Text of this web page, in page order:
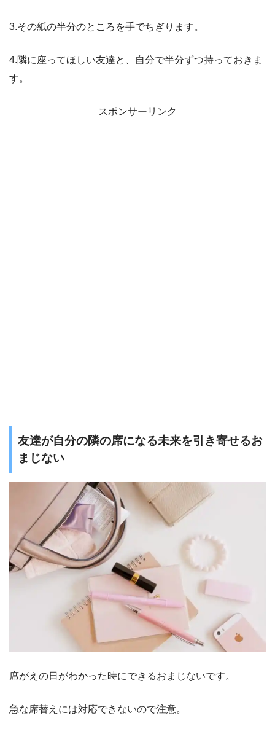
3.その紙の半分のところを手でちぎります。
4.隣に座ってほしい友達と、自分で半分ずつ持っておきま
す。
スポンサーリンク
友達が自分の隣の席になる未来を引き寄せるお
まじない
席がえの日がわかった時にできるおまじないです。
急な席替えには対応できないので注意。